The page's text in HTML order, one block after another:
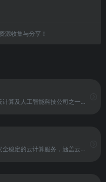
源收集与分享！
阿里云是阿里巴巴集团旗下的云计算及人工智能科技公司之一，定位于为企业和开发者提供全栈云服务与智能化技术能力。依托自研的飞天云计算操作系统与全球化基础设施，阿里云向用户提供从弹性计算、数据库、网络与存储，到 AI 大模型、大数据分析等完整能力体系，支持不同行业构建稳定、可扩展的云上架构。
慈云数据为企业和开发者提供安全稳定的云计算服务，涵盖云服务器,云主机,CDN,云存储,云计算等全方位云服务和各行业解决方案。